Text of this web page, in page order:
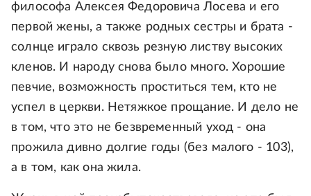
философа Алексея Федоровича Лосева и его
первой жены, а также родных сестры и брата -
солнце играло сквозь резную листву высоких
кленов. И народу снова было много. Хорошие
певчие, возможность проститься тем, кто не
успел в церкви. Нетяжкое прощание. И дело не
в том, что это не безвременный уход - она
прожила дивно долгие годы (без малого - 103),
а в том, как она жила.